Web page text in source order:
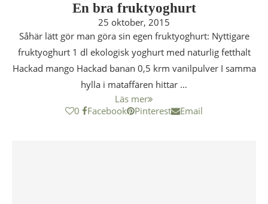
En bra fruktyoghurt
25 oktober, 2015
Såhär lätt gör man göra sin egen fruktyoghurt: Nyttigare
fruktyoghurt 1 dl ekologisk yoghurt med naturlig fetthalt
Hackad mango Hackad banan 0,5 krm vanilpulver I samma
hylla i mataffären hittar …
Läs mer
0
Facebook Pinterest Email